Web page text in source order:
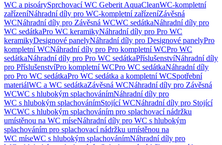
WC a pisoárySprchovací WC Geberit AquaCleanWC-kompletní
zařízeníNáhradní díly pro WC-kompletní zařízeníZávěsná
WCNáhradní díly pro Závěsná WCWC sedátkaNáhradní díly pro
WC sedátkaPro WC keramikyNáhradní díly pro Pro WC
keramikyDesignové panelyNáhradní díly pro Designové panelyPro
kompletní WCNáhradní díly pro Pro kompletní WCPro WC
sedátkaNáhradní díly pro Pro WC sedátkaPříslušenstvíNáhradní díly
pro PříslušenstvíPro kompletní WCPro WC sedátkaNáhradní díly
pro Pro WC sedátkaPro WC sedátka a kompletní WCSpotřební
materiálWC a WC sedátkaZávěsná WCNáhradní díly pro Závěsná
WCWC s hlubokým splachovánímNáhradní díly pro
WC s hlubokým splachovánímStojící WCNáhradní díly pro Stojící
WCWC s hlubokým splachováním pro splachovací nádržku
umístěnou na WC míseNáhradní díly pro WC s hlubokým
splachováním pro splachovací nádržku umístěnou na
WC míseWC s hlubokým splachovánímNáhradní díly pro